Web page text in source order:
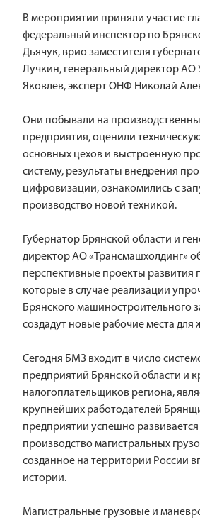
В мероприятии приняли участие
федеральный инспектор по
Дьячук, врио заместителя
Лучкин, генеральный директор АО
Яковлев, эксперт ОНФ Николай
Они побывали на
предприятия, оценили
основных цехов и выстроенную
систему, результаты внедрения
цифровизации, ознакомились с
производство новой техникой.
Губернатор Брянской области и
директор АО «Трансмашхолдинг»
перспективные проекты развития
которые в случае реализации
Брянского машиностроительного
создадут новые рабочие места для
Сегодня БМЗ входит в число
предприятий Брянской области и
налогоплательщиков региона,
крупнейших работодателей
предприятии успешно
производство магистральных
созданное на территории России
истории.
Магистральные грузовые и